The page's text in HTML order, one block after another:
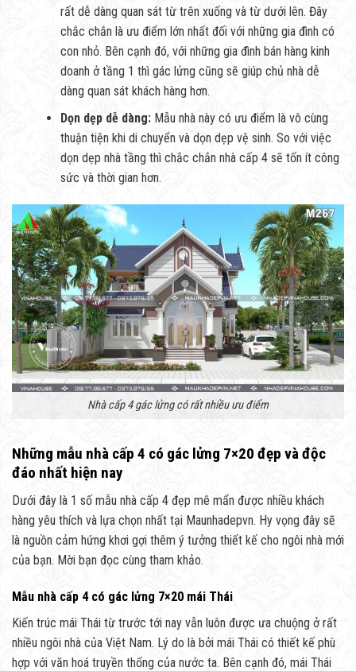
rất dễ dàng quan sát từ trên xuống và từ dưới lên. Đây
chắc chắn là ưu điểm lớn nhất đối với những gia đình có
con nhỏ. Bên cạnh đó, với những gia đình bán hàng kinh
doanh ở tầng 1 thì gác lửng cũng sẽ giúp chủ nhà dễ
dàng quan sát khách hàng hơn.
Dọn dẹp dễ dàng:Mẫu nhà này có ưu điểm là vô cùng
thuận tiện khi di chuyển và dọn dẹp vệ sinh. So với việc
dọn dẹp nhà tầng thì chắc chắn nhà cấp 4 sẽ tốn ít công
sức và thời gian hơn.
Nhà cấp 4 gác lửng có rất nhiều ưu điểm
Những mẫu nhà cấp 4 có gác lửng 7×20 đẹp và độc
đáo nhất hiện nay
Dưới đây là 1 số mẫu nhà cấp 4 đẹp mê mẩn được nhiều khách
hàng yêu thích và lựa chọn nhất tại Maunhadepvn. Hy vọng đây sẽ
là nguồn cảm hứng khơi gợi thêm ý tưởng thiết kế cho ngôi nhà mới
của bạn. Mời bạn đọc cùng tham khảo.
Mẫu nhà cấp 4 có gác lửng 7×20 mái Thái
Kiến trúc mái Thái từ trước tới nay vẫn luôn được ưa chuộng ở rất
nhiều ngôi nhà của Việt Nam. Lý do là bởi mái Thái có thiết kế phù
hợp với văn hoá truyền thống của nước ta. Bên cạnh đó, mái Thái